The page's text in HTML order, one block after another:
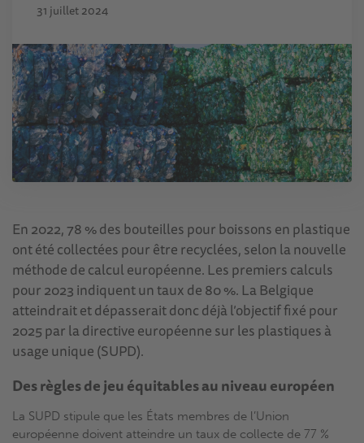
31 juillet 2024
En 2022, 78 % des bouteilles pour boissons en plastique
ont été collectées pour être recyclées, selon la nouvelle
méthode de calcul européenne. Les premiers calculs
pour 2023 indiquent un taux de 80 %. La Belgique
atteindrait et dépasserait donc déjà l’objectif fixé pour
2025 par la directive européenne sur les plastiques à
usage unique (SUPD).
Des règles de jeu équitables au niveau européen
La SUPD stipule que les États membres de l’Union
européenne doivent atteindre un taux de collecte de 77 %